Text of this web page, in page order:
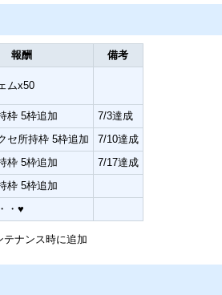
報酬
備考
ムx50
枠 5枠追加
7/3達成
セ所持枠 5枠追加
7/10達成
枠 5枠追加
7/17達成
枠 5枠追加
・♥
ナンス時に追加